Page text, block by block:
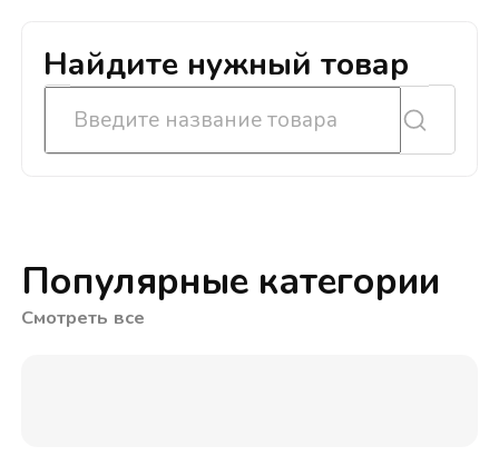
Найдите нужный товар
Популярные категории
Смотреть все